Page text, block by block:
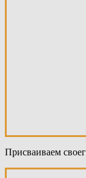
Присваиваем